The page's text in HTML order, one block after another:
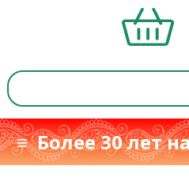
≡ Более 30 лет